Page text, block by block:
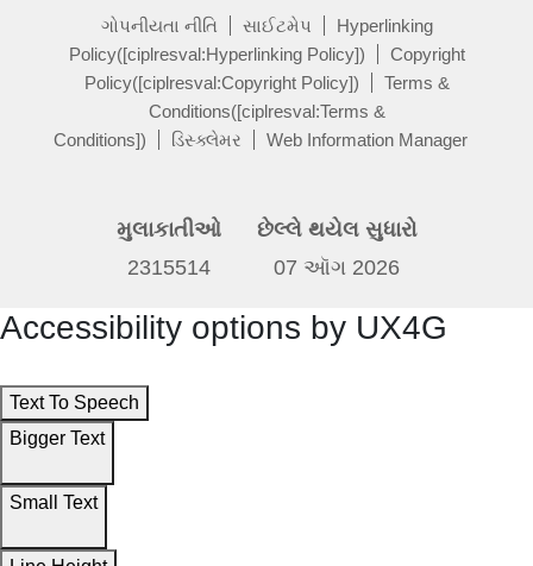
ગોપનીયતા નીતિ સાઈટમેપ
Hyperlinking
Policy([ciplresval:Hyperlinking Policy])
Copyright
Policy([ciplresval:Copyright Policy])
Terms &
Conditions([ciplresval:Terms &
Conditions])
ડિસ્ક્લેમર Web Information Manager
મુલાકાતીઓ
2315514
છેલ્લે થયેલ સુધારો
07 ઑગ 2026
Accessibility options by UX4G
Text To Speech
Bigger Text
Small Text